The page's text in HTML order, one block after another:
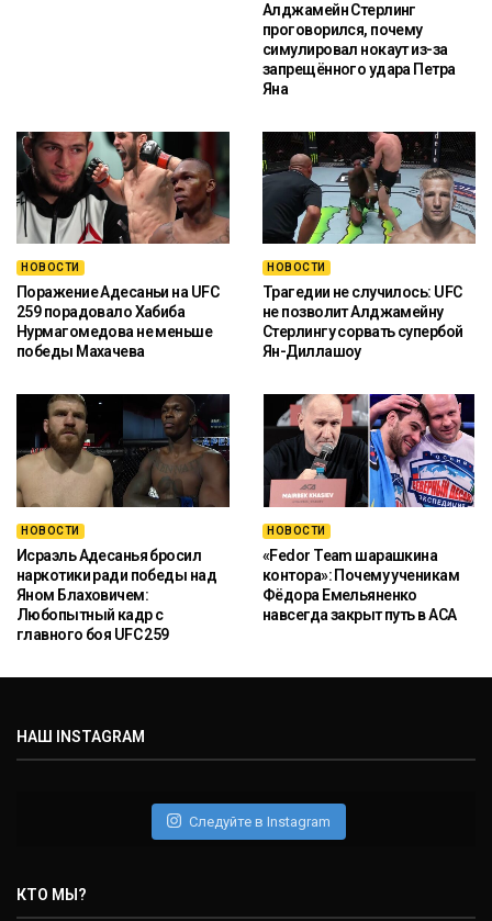
Алджамейн Стерлинг
проговорился, почему
симулировал нокаут из-за
запрещённого удара Петра
Яна
НОВОСТИ
Поражение Адесаньи на UFC
259 порадовало Хабиба
Нурмагомедова не меньше
победы Махачева
НОВОСТИ
Трагедии не случилось: UFC
не позволит Алджамейну
Стерлингу сорвать супербой
Ян-Диллашоу
НОВОСТИ
Исраэль Адесанья бросил
наркотики ради победы над
Яном Блаховичем:
Любопытный кадр с
главного боя UFC 259
НОВОСТИ
«Fedor Team шарашкина
контора»: Почему ученикам
Фёдора Емельяненко
навсегда закрыт путь в ACA
НАШ INSTAGRAM
Следуйте в Instagram
КТО МЫ?